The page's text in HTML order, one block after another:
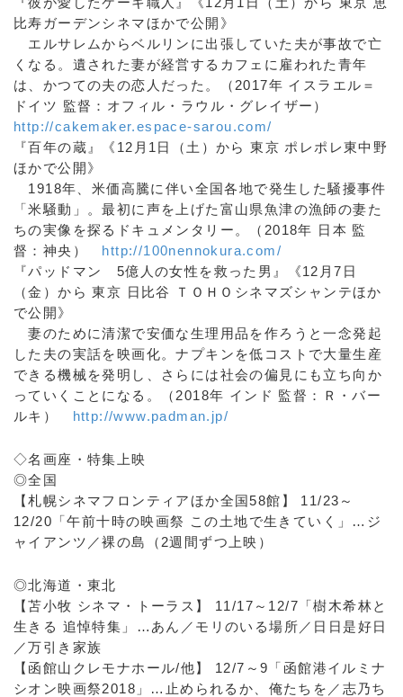
比寿ガーデンシネマほかで公開》
エルサレムからベルリンに出張していた夫が事故で亡
くなる。遺された妻が経営するカフェに雇われた青年
は、かつての夫の恋人だった。（2017年 イスラエル＝
ドイツ 監督：オフィル・ラウル・グレイザー）
http://cakemaker.espace-sarou.com/
『百年の蔵』《12月1日（土）から 東京 ポレポレ東中野
ほかで公開》
1918年、米価高騰に伴い全国各地で発生した騒擾事件
「米騒動」。最初に声を上げた富山県魚津の漁師の妻た
ちの実像を探るドキュメンタリー。（2018年 日本 監
督：神央） http://100nennokura.com/
『パッドマン 5億人の女性を救った男』《12月7日
（金）から 東京 日比谷 ＴＯＨＯシネマズシャンテほか
で公開》
妻のために清潔で安価な生理用品を作ろうと一念発起
した夫の実話を映画化。ナプキンを低コストで大量生産
できる機械を発明し、さらには社会の偏見にも立ち向か
っていくことになる。（2018年 インド 監督：Ｒ・バー
ルキ） http://www.padman.jp/
◇名画座・特集上映
◎全国
【札幌シネマフロンティアほか全国58館】 11/23～
12/20「午前十時の映画祭 この土地で生きていく」…ジ
ャイアンツ／裸の島（2週間ずつ上映）
◎北海道・東北
【苫小牧 シネマ・トーラス】 11/17～12/7「樹木希林と
生きる 追悼特集」…あん／モリのいる場所／日日是好日
／万引き家族
【函館山クレモナホール/他】 12/7～9「函館港イルミナ
シオン映画祭2018」…止められるか、俺たちを／志乃ち